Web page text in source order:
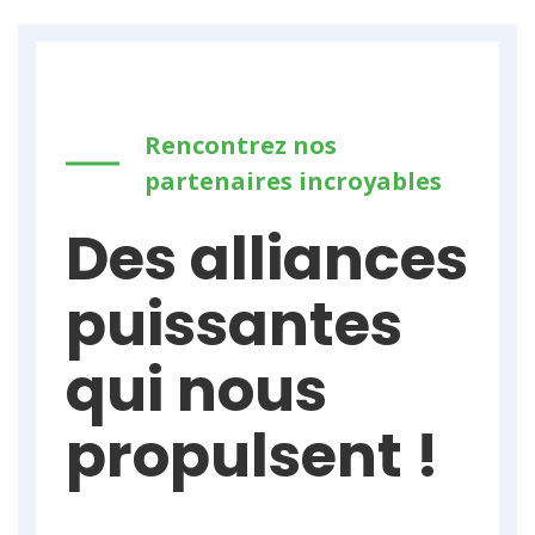
Rencontrez nos
partenaires incroyables
Des alliances
puissantes
qui nous
propulsent !